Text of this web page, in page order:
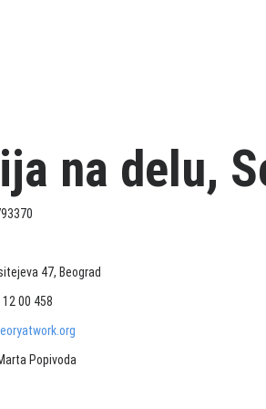
na delu,
47, Beograd
00 458
Popivoda